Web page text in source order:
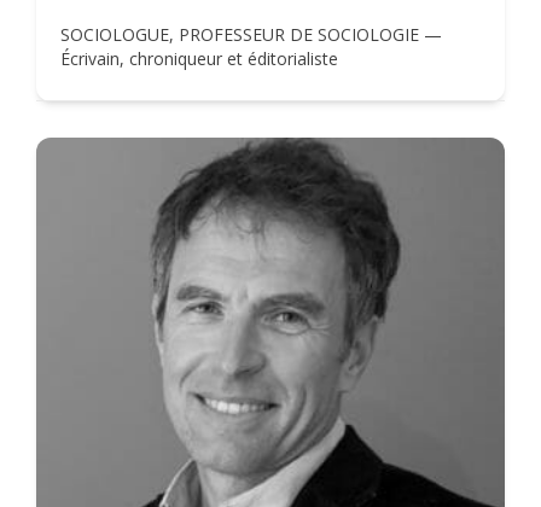
SOCIOLOGUE, PROFESSEUR DE SOCIOLOGIE —
Écrivain, chroniqueur et éditorialiste